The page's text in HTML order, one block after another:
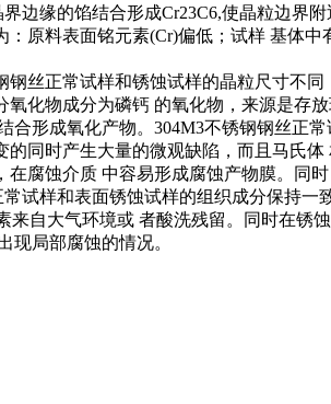
边缘的馅结合形成Cr23C6,使晶粒边界
原料表面铭元素(Cr)偏低；试样 基体中
丝正常试样和锈蚀试样的晶粒尺寸不同
氧化物成分为磷钙 的氧化物，来源是存
合形成氧化产物。304M3不锈钢钢丝正
的同时产生大量的微观缺陷，而且马氏体
腐蚀介质 中容易形成腐蚀产物膜。同
常试样和表面锈蚀试样的组织成分保持一
来自大气环境或 者酸洗残留。同时在锈
现局部腐蚀的情况。